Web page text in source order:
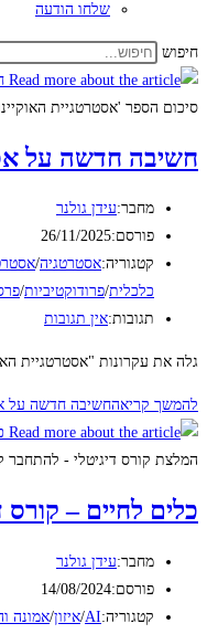
שלחו הודעה
חיפוש
סיכום הספר 'אסטרטגיית
חשיבה חדשה על
מחבר:עידן גולנר
פורסם:26/11/2025
קטגוריה:אסטרטגיה/
כלכלית/פרודוקטיביות/
תגובות:אין תגובות
גלה את עקרונות "אסטרטגיית
להמשך קריאהחשיבה חדשה על
המלצת קורס דיגיטלי -
כלים לחיים – קורס
מחבר:עידן גולנר
פורסם:14/08/2024
קטגוריה:AI
/איזון/אמונה